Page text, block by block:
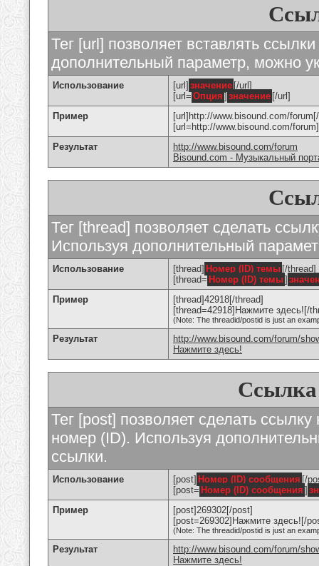
Тег [url] позволяет вставлять
дополнительный параметр, можно
Использование [url] значение [/url]
[url= Опция ] значение [/url]
Пример
[url]http://www.bisound.com/
[url=http://www.bisound.com/
Результат
http://www.bisound.com/forum
Bisound.com - Музыкальный
Тег [thread] позволяет сделать
Используя дополнительный
Использование [thread] Номер (ID) темы [/thread]
[thread= Номер (ID) темы]
Пример
[thread]42918[/thread]
[thread=42918]Нажмите здесь![/
(Note: The threadid/postid is just an
Результат
http://www.bisound.com/forum/
Нажмите здесь!
Ссылка
Тег [post] позволяет сделать
номер (ID). Используя
ссылки.
Использование [post] Номер (ID) сообщения [/
[post= Номер (ID) сообщения ]
Пример
[post]269302[/post]
[post=269302]Нажмите здесь![/
(Note: The threadid/postid is just an
Результат
http://www.bisound.com/forum/
Нажмите здесь!